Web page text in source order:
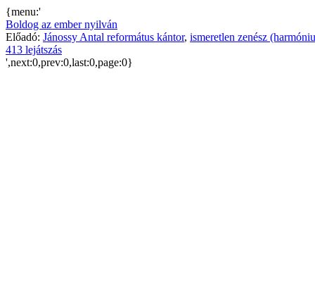
{menu:'
Boldog az ember nyilván
Előadó: Jánossy Antal református kántor, ismeretlen zenész
413 lejátszás
',next:0,prev:0,last:0,page:0}